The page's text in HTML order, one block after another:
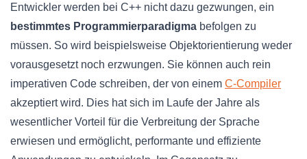
Entwickler werden bei C++ nicht dazu gezwungen, ein
bestimmtes Programmierparadigma befolgen zu
müssen. So wird beispielsweise Objektorientierung weder
vorausgesetzt noch erzwungen. Sie können auch rein
imperativen Code schreiben, der von einem C-Compiler
akzeptiert wird. Dies hat sich im Laufe der Jahre als
wesentlicher Vorteil für die Verbreitung der Sprache
erwiesen und ermöglicht, performante und effiziente